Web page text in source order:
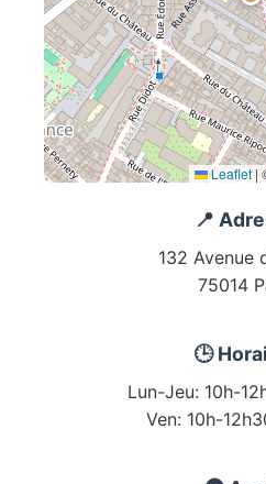
Leaflet |
📍
132 Avenue
75014
🕒
Lun-Jeu: 10h-
Ven: 10h-